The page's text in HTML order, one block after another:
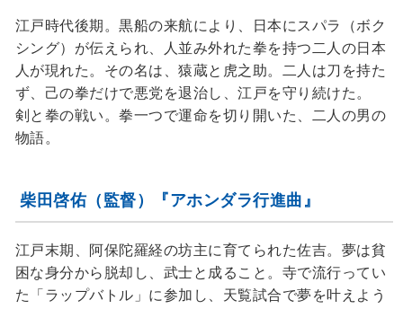
江戸時代後期。黒船の来航により、日本にスパラ（ボク
シング）が伝えられ、人並み外れた拳を持つ二人の日本
人が現れた。その名は、猿蔵と虎之助。二人は刀を持た
ず、己の拳だけで悪党を退治し、江戸を守り続けた。
剣と拳の戦い。拳一つで運命を切り開いた、二人の男の
物語。
柴田啓佑（監督）『アホンダラ行進曲』
江戸末期、阿保陀羅経の坊主に育てられた佐吉。夢は貧
困な身分から脱却し、武士と成ること。寺で流行ってい
た「ラップバトル」に参加し、天覧試合で夢を叶えよう